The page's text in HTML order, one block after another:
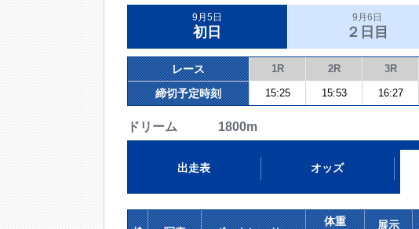
9月5日
初日
9月6日
２日目
レース 1R 2R 3R
締切予定時刻 15:25 15:53 16:27
ドリーム 1800m
出走表 オッズ
体重
展示